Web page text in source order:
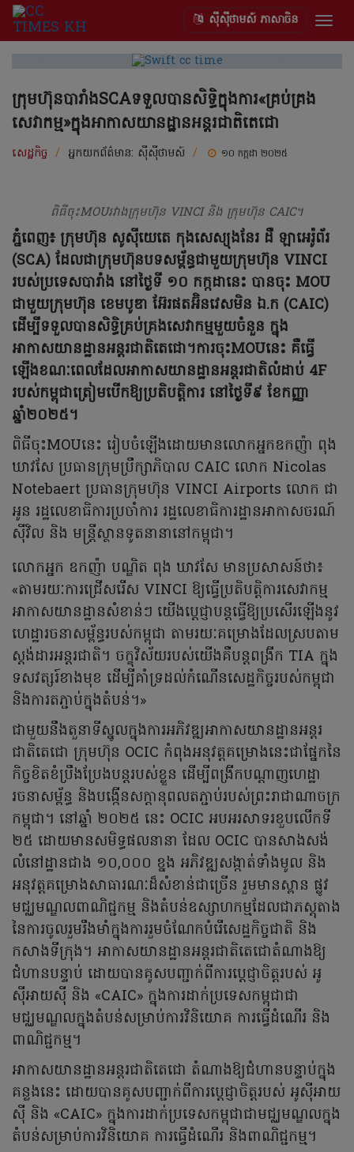
ស៊ីស៊ីថាមស៍ ភាសាចិន
ក្រុមហ៊ុនបារាំងSCAទទួលបានសិទ្ធិក្នុងការ«គ្រប់គ្រង
សេវាកម្ម»ក្នុងអាកាសយានដ្ឋានអន្តរជាតិតេជោ
សេដ្ឋកិច្ច / អ្នកយកព័ត៌មាន: ស៊ីស៊ីថាមស៍ / ១០ កក្កដា ២០២៥
ពិធីចុះMOUរវាងក្រុមហ៊ុន VINCI និង ក្រុមហ៊ុន CAIC។
ភ្នំពេញ៖ ក្រុមហ៊ុន សូស៊ីយេតេ កុងសេស្យុងនែរ ដឺ ឡាអេរ៉ូព័រ
(SCA) ដែលជាក្រុមហ៊ុនបទសម្ព័ន្ធជាមួយក្រុមហ៊ុន VINCI
របស់ប្រទេសបារាំង នៅថ្ងៃទី ១០ កក្កដានេះ បានចុះ MOU
ជាមួយក្រុមហ៊ុន ខេមបូឌា អ៊ែរផតអ៊ិនវេសមិន ឯ.ក (CAIC)
ដើម្បីទទួលបានសិទ្ធិគ្រប់គ្រងសេវាកម្មមួយចំនួន ក្នុង
អាកាសយានដ្ឋានអន្តរជាតិតេជោ។ការចុះMOUនេះ គឺធ្វើ
ឡើងខណៈពេលដែលអាកាសយានដ្ឋានអន្តរជាតិលំដាប់ 4F
របស់កម្ពុជាត្រៀមបើកឱ្យប្រតិបត្តិការ នៅថ្ងៃទី៩ ខែកញ្ញា
ឆ្នាំ២០២៥។
ពិធីចុះMOUនេះ រៀបចំឡើងដោយមានលោកអ្នកឧកញ៉ា ពុង
ឃាវសែ ប្រធានក្រុមប្រឹក្សាភិបាល CAIC លោក Nicolas
Notebaert ប្រធានក្រុមហ៊ុន VINCI Airports លោក ជា
អូន រដ្ឋលេខាធិការប្រចាំការ រដ្ឋលេខាធិការដ្ឋានអាកាសចរណ៍
ស៊ីវិល និង មន្ត្រីស្ថានទូតនានានៅកម្ពុជា។
លោកអ្នក ឧកញ៉ា បណ្ឌិត ពុង ឃាវសែ មានប្រសាសន៍ថា៖
«តាមរយៈការជ្រើសរើស VINCI ឱ្យធ្វើប្រតិបត្តិការសេវាកម្ម
អាកាសយានដ្ឋានសំខាន់ៗ យើងប្តេជ្ញាបន្តធ្វើឱ្យប្រសើរឡើងនូវ
ហេដ្ឋារចនាសម្ព័ន្ធរបស់កម្ពុជា តាមរយៈគម្រោងដែលស្របតាម
ស្តង់ដារអន្តរជាតិ។ ចក្ខុវិស័យរបស់យើងគឺបន្តពង្រីក TIA ក្នុង
ទសវត្សរ៍ខាងមុខ ដើម្បីគាំទ្រដល់កំណើនសេដ្ឋកិច្ចរបស់កម្ពុជា
និងការតភ្ជាប់ក្នុងតំបន់។»
ជាមួយនឹងតួនាទីស្នូលក្នុងការអភិវឌ្ឍអាកាសយានដ្ឋានអន្តរ
ជាតិតេជោ ក្រុមហ៊ុន OCIC កំពុងអនុវត្តគម្រោងនេះជាផ្នែកនៃ
កិច្ចខិតខំប្រឹងប្រែងបន្តរបស់ខ្លួន ដើម្បីពង្រីកបណ្ដាញហេដ្ឋា
រចនាសម្ព័ន្ធ និងបង្កើនសក្តានុពលតភ្ជាប់របស់ព្រះរាជាណាចក្រ
កម្ពុជា។ នៅឆ្នាំ ២០២៥ នេះ OCIC អបអរសាទរខួបលើកទី
២៥ ដោយមានសមិទ្ធផលនានា ដែល OCIC បានសាងសង់
លំនៅដ្ឋានជាង ១០,០០០ ខ្នង អភិវឌ្ឍសង្កាត់ទាំងមូល និង
អនុវត្តគម្រោងសាធារណៈដ៏សំខាន់ជាច្រើន រួមមានស្ពាន ផ្លូវ
មជ្ឈមណ្ឌលពាណិជ្ជកម្ម និងតំបន់ឧស្សាហកម្មដែលជាភស្តុតាង
នៃការចូលរួមរឹងមាំក្នុងការរួមចំណែកបំរើសេដ្ឋកិច្ចជាតិ និង
កសាងទីក្រុង។ អាកាសយានដ្ឋានអន្តរជាតិតេជោតំណាងឱ្យ
ជំហានបន្ទាប់ ដោយបានគូសបញ្ជាក់ពីការប្តេជ្ញាចិត្តរបស់ អូ
ស៊ីអាយស៊ី និង «CAIC» ក្នុងការដាក់ប្រទេសកម្ពុជាជា
មជ្ឈមណ្ឌលក្នុងតំបន់សម្រាប់ការវិនិយោគ ការធ្វើដំណើរ និង
ពាណិជ្ជកម្ម។
អាកាសយានដ្ឋានអន្តរជាតិតេជោ តំណាងឱ្យជំហានបន្ទាប់ក្នុង
គន្លងនេះ ដោយបានគូសបញ្ជាក់ពីការប្តេជ្ញាចិត្តរបស់ អូស៊ីអាយ
ស៊ី និង «CAIC» ក្នុងការដាក់ប្រទេសកម្ពុជាជាមជ្ឈមណ្ឌលក្នុង
តំបន់សម្រាប់ការវិនិយោគ ការធ្វើដំណើរ និងពាណិជ្ជកម្ម។